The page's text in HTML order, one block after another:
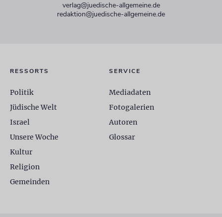
verlag@juedische-allgemeine.de
redaktion@juedische-allgemeine.de
RESSORTS
Politik
Jüdische Welt
Israel
Unsere Woche
Kultur
Religion
Gemeinden
SERVICE
Mediadaten
Fotogalerien
Autoren
Glossar